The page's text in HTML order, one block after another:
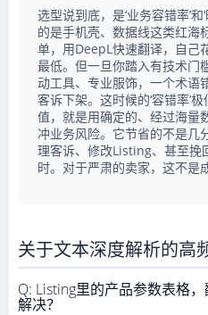
选型说到底，是‘业务容错率’
的是手机壳、数据线这类红海
单，用DeepL快速翻译，自己
最低。但一旦你踏入有技术门
动工具、专业服饰，一个术语
客诉下架。这时候的‘容错率’
值，就是用确定的、经过海量
冲业务风险。它节省的不是几
理客诉、修改Listing、甚至挽
时。对于严肃的卖家，这不是
关于文本深度解析的高
Q: Listing里的产品参数表格
解决？